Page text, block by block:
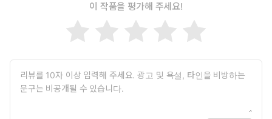
마지막으로, 게임 서버와 마케팅에 대한 내용을 통해, 온라인 게임의
배경과 멀티플레이어 환경을 이해하고, 효과적인 게임 마케팅 전략
을 수립하는 방법도 배울 수 있습니다. 성공적인 게임 출시를 위해
필요한 다양한 마케팅 기법과 커뮤니티 관리 방법을 소개합니다.
이 책은 초보자부터 경험이 있는 개발자까지 모두에게 유익한 자료
독자는 이 책을 통해 게임 개발에 대한 깊은 통찰을 얻고, 자신만의
이 작품을 평가해 주세요!